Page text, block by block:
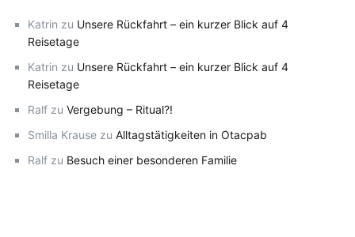
Katrin zu Unsere Rückfahrt – ein kurzer Blick auf 4
Reisetage
Katrin zu Unsere Rückfahrt – ein kurzer Blick auf 4
Reisetage
Ralf zu Vergebung – Ritual?!
Smilla Krause zu Alltagstätigkeiten in Otacpab
Ralf zu Besuch einer besonderen Familie